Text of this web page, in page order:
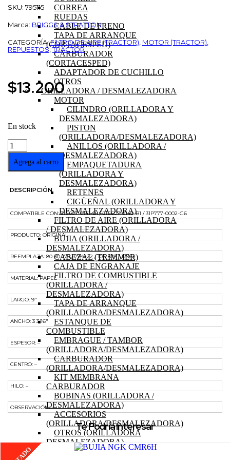
CORREA
RUEDAS
CABLE DE FRENO
TAPA DE ARRANQUE
(CORTACESPED)
CARBURADOR
(CORTACESPED)
ADAPTADOR DE CUCHILLO
OTROS
ORILLADORA / DESMALEZADORA
MOTOR
CILINDRO (ORILLADORA Y
DESMALEZADORA)
PISTON
(ORILLADORA/DESMALEZADORA)
ANILLOS (ORILLADORA /
DESMALEZADORA)
EMPAQUETADURA
(ORILLADORA Y
DESMALEZADORA)
RETENES
CIGÜEÑAL (ORILLADORA Y
DESMALEZADORA)
FILTRO DE AIRE (ORILLADORA
/ DESMALEZADORA)
BUJIA (ORILLADORA /
DESMALEZADORA)
CABEZAL (TRIMMER)
CAJA DE ENGRANAJE
FILTRO DE COMBUSTIBLE
(ORILLADORA /
DESMALEZADORA)
TAPA DE ARRANQUE
(ORILLADORA/DESMALEZADORA)
ESTANQUE DE
COMBUSTIBLE
EMBRAGUE / TAMBOR
(ORILLADORA/DESMALEZADORA)
CARBURADOR
(ORILLADORA/DESMALEZADORA)
KIT MEMBRANA
CARBURADOR
BOBINAS (ORILLADORA /
DESMALEZADORA)
ACCESORIOS
(ORILLADORA/DESMALEZADORA)
OTROS (ORILLADORA
DESMALEZADORA)
TRACTOR
SKU: 795115
Marca: BRIGGS & STRATTON
CATEGORÍA:FILTRO DE AIRE (TRACTOR) MOTOR (TRACTOR)
REPUESTOS,TRACTOR
$13.200
En stock
FILTRO
DE
AIRE
TRACTOR
B&S
Agrega al carro
DESCRIPCIÓN
COMPATIBLE CON: 31E607-0141-B1 / 31E607-0140-B1 / 31P777-0002-G6
PRODUCTO: ORIGINAL
REEMPLAZA: 80-30-175 / 794422 / 102-875 / 12964
MATERIAL: PAPEL
LARGO: 9″
ANCHO: 3 3/16″
ESPESOR: –
CENTRO: –
HILO: –
OBSERVACIÓN: –
Te Podría Interesar